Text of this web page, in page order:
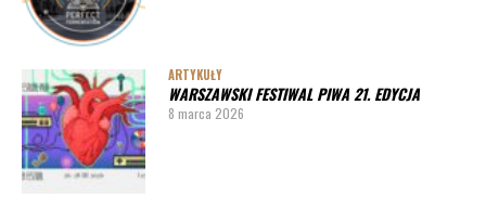
ARTYKUŁY
WARSZAWSKI FESTIWAL PIWA 21. EDYCJA
8 marca 2026